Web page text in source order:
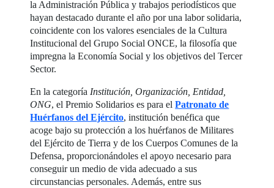
la Administración Pública y trabajos periodísticos que
hayan destacado durante el año por una labor solidaria,
coincidente con los valores esenciales de la Cultura
Institucional del Grupo Social ONCE, la filosofía que
impregna la Economía Social y los objetivos del Tercer
Sector.
En la categoría Institución, Organización, Entidad,
ONG, el Premio Solidarios es para elPatronato de
Huérfanos del Ejército, institución benéfica que
acoge bajo su protección a los huérfanos de Militares
del Ejército de Tierra y de los Cuerpos Comunes de la
Defensa, proporcionándoles el apoyo necesario para
conseguir un medio de vida adecuado a sus
circunstancias personales. Además, entre sus